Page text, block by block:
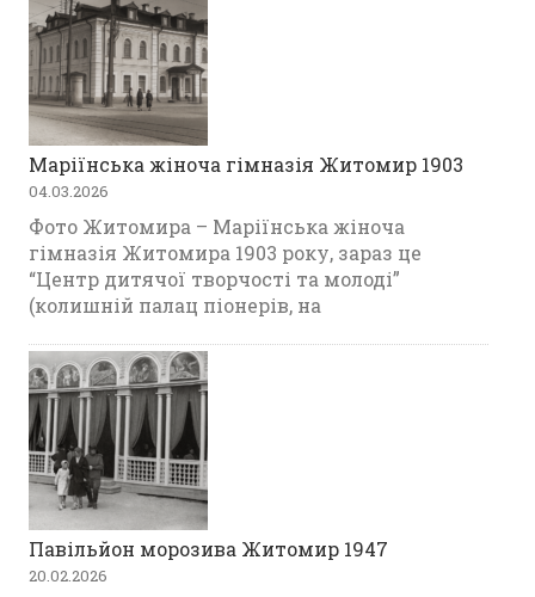
Маріїнська жіноча гімназія Житомир 1903
04.03.2026
Фото Житомира – Маріїнська жіноча
гімназія Житомира 1903 року, зараз це
“Центр дитячої творчості та молоді”
(колишній палац піонерів, на
Павільйон морозива Житомир 1947
20.02.2026